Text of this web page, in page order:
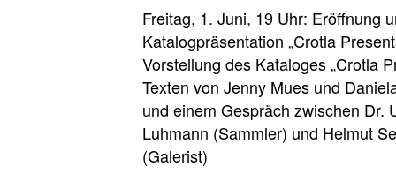
Freitag, 1. Juni, 19 Uhr: Eröffnung
Katalogpräsentation „Crotla
Vorstellung des Kataloges „Crotla
Texten von Jenny Mues und
und einem Gespräch zwischen Dr.
Luhmann (Sammler) und Helmut
(Galerist)